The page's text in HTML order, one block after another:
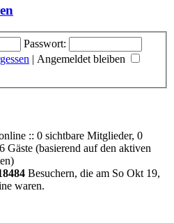
Passwort:
| Angemeldet bleiben
:: 0 sichtbare Mitglieder, 0
Gäste (basierend auf den aktiven
Besuchern, die am So Okt 19,
waren.